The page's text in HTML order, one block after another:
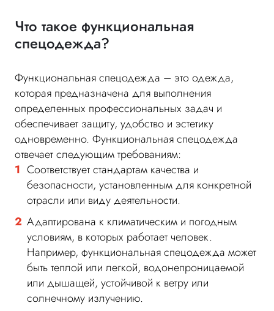
Что такое функциональная
спецодежда?
Функциональная спецодежда – это одежда,
которая предназначена для выполнения
определенных профессиональных задач и
обеспечивает защиту, удобство и эстетику
одновременно. Функциональная спецодежда
отвечает следующим требованиям:
Соответствует стандартам качества и
безопасности, установленным для конкретной
отрасли или виду деятельности.
Адаптирована к климатическим и погодным
условиям, в которых работает человек.
Например, функциональная спецодежда может
быть теплой или легкой, водонепроницаемой
или дышащей, устойчивой к ветру или
солнечному излучению.